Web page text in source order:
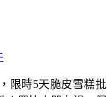
限時5天脆皮雪糕批